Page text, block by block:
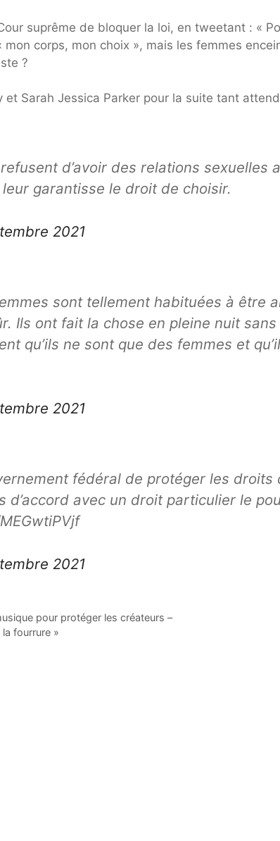
suprême de bloquer la loi, en tweetant : «
mon corps, mon choix », mais les femmes
?
Sarah Jessica Parker pour la suite tant
d’avoir des relations sexuelles
garantisse le droit de choisir.
2021
sont tellement habituées à être
Ils ont fait la chose en pleine nuit
qu’ils ne sont que des femmes et
2021
fédéral de protéger les droits
d’accord avec un droit particulier le
2021
pour protéger les créateurs –
fourrure »